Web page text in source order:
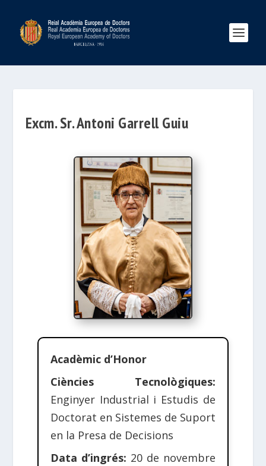
Excm. Sr. Antoni Garrell Guiu
Acadèmic d’Honor
Ciències Tecnològiques:
Enginyer Industrial i Estudis de
Doctorat en Sistemes de Suport
en la Presa de Decisions
Data d’ingrés: 20 de novembre